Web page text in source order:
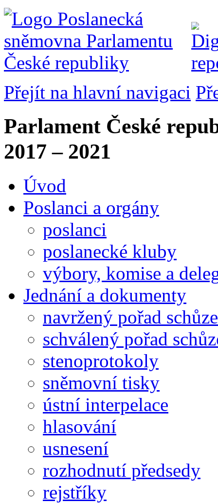
Přejít na hlavní navigaci
Parlament České
2017 – 2021
Úvod
Poslanci a orgány
poslanci
poslanecké kluby
výbory, komise a
Jednání a dokumenty
navržený pořad schůze
schválený pořad
stenoprotokoly
sněmovní tisky
ústní interpelace
hlasování
usnesení
rozhodnutí předsedy
rejstříky